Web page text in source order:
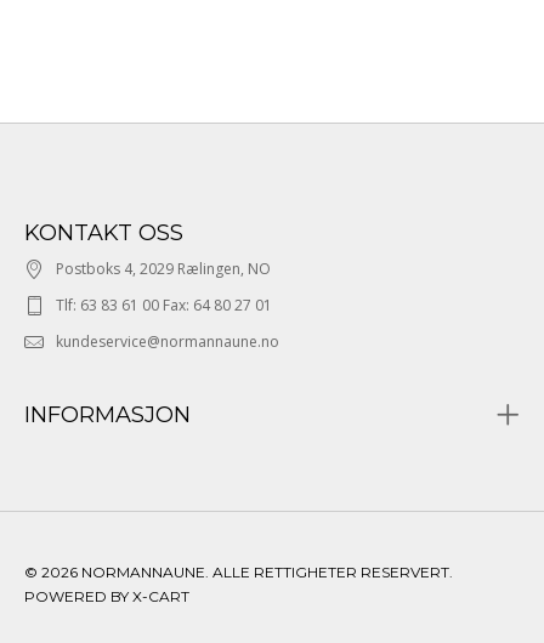
KONTAKT OSS
Postboks 4, 2029 Rælingen, NO
Tlf: 63 83 61 00 Fax: 64 80 27 01
kundeservice@normannaune.no
INFORMASJON
© 2026 NORMANNAUNE. ALLE RETTIGHETER RESERVERT.
POWERED BY X-CART